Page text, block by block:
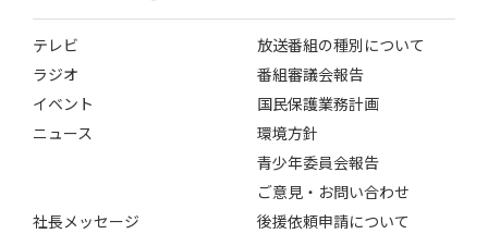
テレビ
ラジオ
イベント
ニュース
社長メッセージ
放送番組の種別について
番組審議会報告
国民保護業務計画
環境方針
青少年委員会報告
ご意見・お問い合わせ
後援依頼申請について